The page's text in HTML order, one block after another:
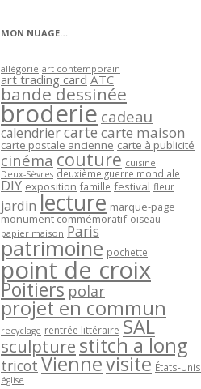
MON NUAGE…
allégorie art contemporain
art trading card ATC
bande dessinée
broderie cadeau
calendriercartecarte maison
carte postale ancienne carte à publicité
cinéma couture cuisine
Deux-Sèvres deuxième guerre mondiale
DIY exposition famille festival fleur
jardin lecture marque-page
monument commémoratif oiseau
papier maison Paris
patrimoine pochette
point de croix
Poitiers polar
projet en commun
recyclage rentrée littéraire SAL
sculpture stitch a long
tricot Viennevisite États-Unis
église